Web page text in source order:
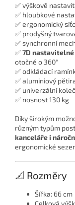
✅ výškově
✅ hloubkové
✅ ergonomický
✅ prodyšný
✅ synchronní
✅7D
otočné o 360°
✅ odkládací
✅ aluminiový
✅ univerzální
✅ nosnost 130 kg
Díky širokým
různým typům
kanceláře i
ergonomické
📐 Rozměry
Šířka: 66 cm
Celková